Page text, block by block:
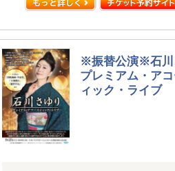
※振替公演※石川
プレミアム・ア
ィック・ライブ